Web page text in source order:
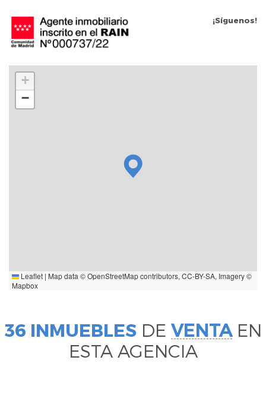
¡Síguenos!
+
−
Leaflet | Map data ©OpenStreetMapcontributors, CC-BY-SA, Imagery ©
Mapbox
36 INMUEBLESDE VENTAEN
ESTA AGENCIA